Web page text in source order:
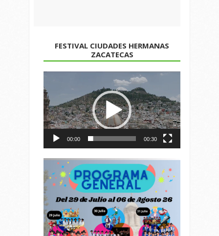
FESTIVAL CIUDADES HERMANAS
ZACATECAS
de
vídeo
00:00 00:30